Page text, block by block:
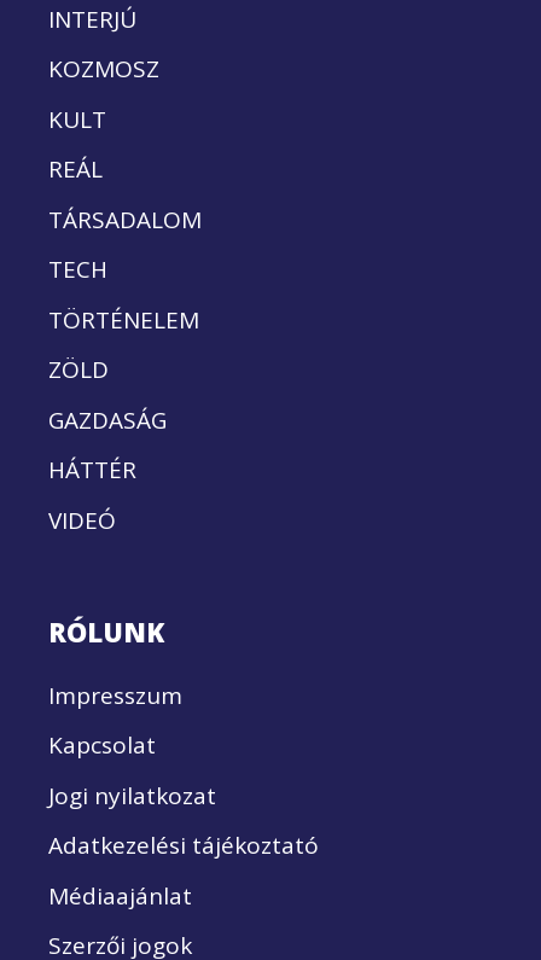
INTERJÚ
KOZMOSZ
KULT
REÁL
TÁRSADALOM
TECH
TÖRTÉNELEM
ZÖLD
GAZDASÁG
HÁTTÉR
VIDEÓ
RÓLUNK
Impresszum
Kapcsolat
Jogi nyilatkozat
Adatkezelési tájékoztató
Médiaajánlat
Szerzői jogok